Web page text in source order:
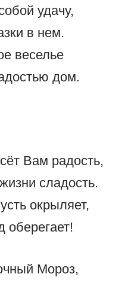
удачу,
в нем.
веселье
дом.
Вам радость,
сладость.
окрыляет,
оберегает!
Мороз,